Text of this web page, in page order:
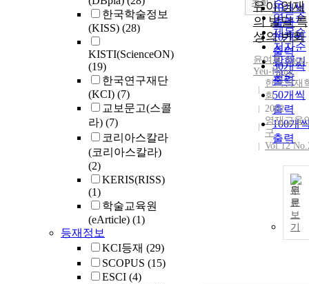
한국학술정보
(KISS) (28)
KISTI(ScienceON)
(19)
한국연구재단
(KCI) (7)
교보문고(스콜
라) (7)
코리아스칼라
(코리아스칼라)
(2)
KERIS(RISS)
(1)
학술교육원
(eArticle) (1)
등재정보
KCI등재 (29)
SCOPUS (15)
ESCI (4)
순
연도순
제목순
저자순
발행기
관순
10개씩
출력
20개씩
출력
30개씩
출력
50개씩
출력
100개
출력
조회
유아 영재
의 발달 특
성의 변화
윤여홍,Yoon,
Yeu-Hong
한국영재
회
2002
영재교육
구
Vol.12
원
문
보
기